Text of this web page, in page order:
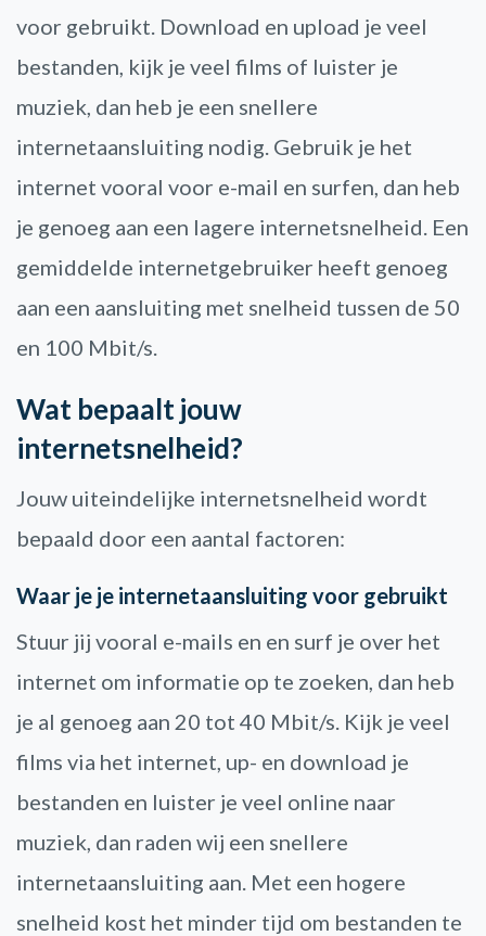
voor gebruikt. Download en upload je veel
bestanden, kijk je veel films of luister je
muziek, dan heb je een snellere
internetaansluiting nodig. Gebruik je het
internet vooral voor e-mail en surfen, dan heb
je genoeg aan een lagere internetsnelheid. Een
gemiddelde internetgebruiker heeft genoeg
aan een aansluiting met snelheid tussen de 50
en 100 Mbit/s.
Wat bepaalt jouw
internetsnelheid?
Jouw uiteindelijke internetsnelheid wordt
bepaald door een aantal factoren:
Waar je je internetaansluiting voor gebruikt
Stuur jij vooral e-mails en en surf je over het
internet om informatie op te zoeken, dan heb
je al genoeg aan 20 tot 40 Mbit/s. Kijk je veel
films via het internet, up- en download je
bestanden en luister je veel online naar
muziek, dan raden wij een snellere
internetaansluiting aan. Met een hogere
snelheid kost het minder tijd om bestanden te